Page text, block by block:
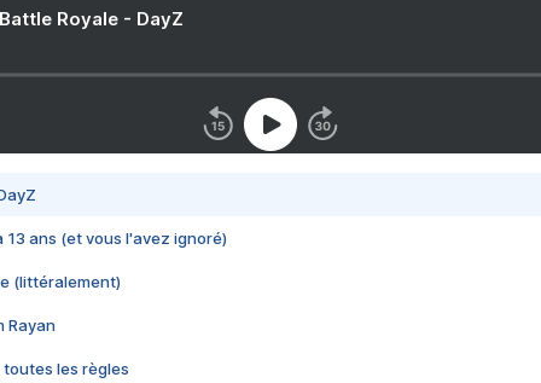
Royale - DayZ
13 ans (et vous l'avez ignoré)
(littéralement)
Rayan
toutes les règles